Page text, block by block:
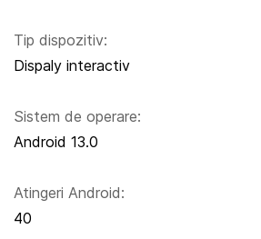
Tip dispozitiv:
Dispaly interactiv
Sistem de operare:
Android 13.0
Atingeri Android:
40